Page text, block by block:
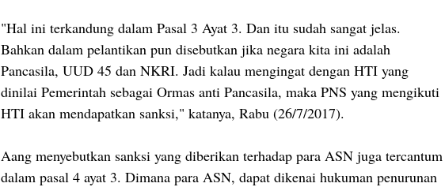
"Hal ini terkandung dalam Pasal 3 Ayat 3. Dan itu sudah sangat jelas.
Bahkan dalam pelantikan pun disebutkan jika negara kita ini adalah
Pancasila, UUD 45 dan NKRI. Jadi kalau mengingat dengan HTI yang
dinilai Pemerintah sebagai Ormas anti Pancasila, maka PNS yang mengikuti
HTI akan mendapatkan sanksi," katanya, Rabu (26/7/2017).
Aang menyebutkan sanksi yang diberikan terhadap para ASN juga tercantum
dalam pasal 4 ayat 3. Dimana para ASN, dapat dikenai hukuman penurunan